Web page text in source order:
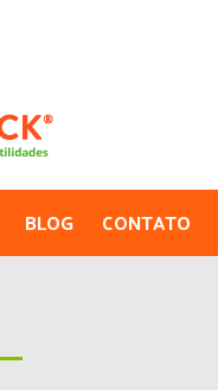
BLOG CONTATO